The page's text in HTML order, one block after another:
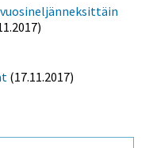
(17.11.2017)